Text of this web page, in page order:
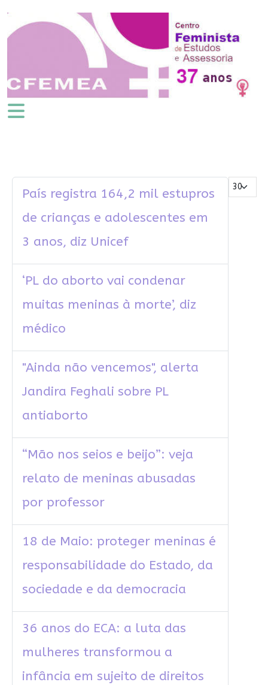
Mostrar #
País registra 164,2 mil estupros
de crianças e adolescentes em
3 anos, diz Unicef
‘PL do aborto vai condenar
muitas meninas à morte’, diz
médico
"Ainda não vencemos", alerta
Jandira Feghali sobre PL
antiaborto
“Mão nos seios e beijo”: veja
relato de meninas abusadas
por professor
18 de Maio: proteger meninas é
responsabilidade do Estado, da
sociedade e da democracia
36 anos do ECA: a luta das
mulheres transformou a
infância em sujeito de direitos